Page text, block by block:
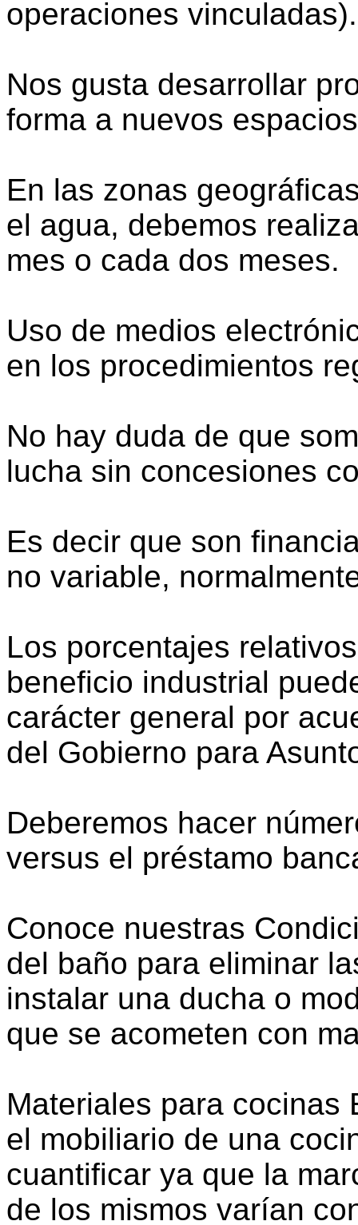
operaciones vinculadas).
Nos gusta desarrollar
forma a nuevos
En las zonas
el agua, debemos
mes o cada dos meses.
Uso de medios
en los procedimientos
No hay duda de que
lucha sin concesiones
Es decir que son
no variable,
Los porcentajes
beneficio industrial
carácter general por
del Gobierno para
Deberemos hacer
versus el préstamo
Conoce nuestras
del baño para eliminar
instalar una ducha o
que se acometen con
Materiales para cocinas
el mobiliario de una
cuantificar ya que la
de los mismos varían